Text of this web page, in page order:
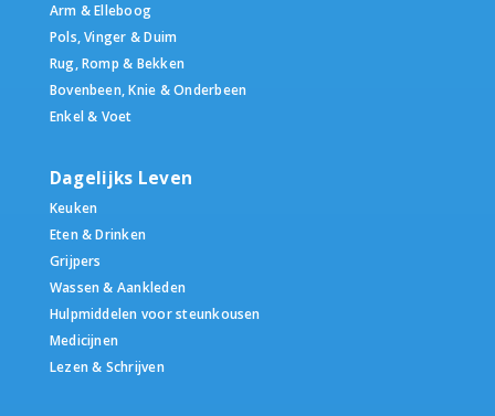
Arm & Elleboog
Pols, Vinger & Duim
Rug, Romp & Bekken
Bovenbeen, Knie & Onderbeen
Enkel & Voet
Dagelijks Leven
Keuken
Eten & Drinken
Grijpers
Wassen & Aankleden
Hulpmiddelen voor steunkousen
Medicijnen
Lezen & Schrijven